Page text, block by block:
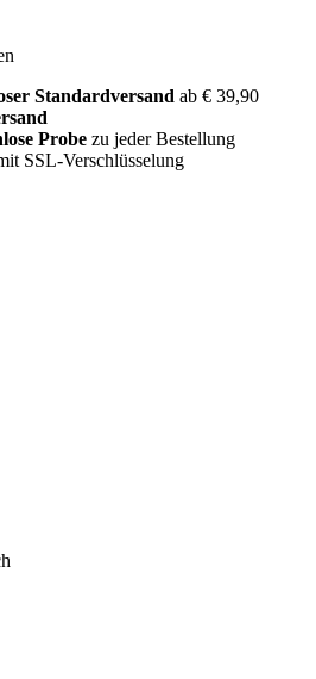
Standardversand ab € 39,90
Probe zu jeder Bestellung
SSL-Verschlüsselung